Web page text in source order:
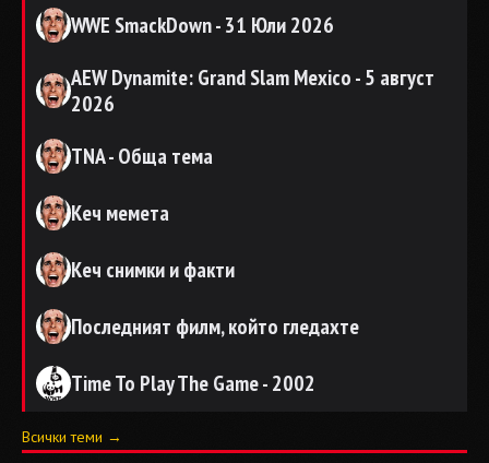
WWE SmackDown - 31 Юли 2026
AEW Dynamite: Grand Slam Mexico - 5 август
2026
TNA - Обща тема
Кеч мемета
Кеч снимки и факти
Последният филм, който гледахте
Time To Play The Game - 2002
Всички теми →